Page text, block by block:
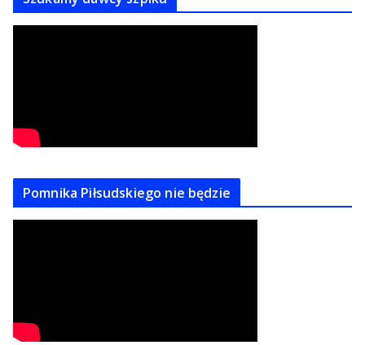
Pomnika Piłsudskiego nie będzie